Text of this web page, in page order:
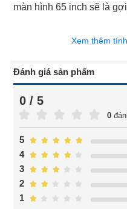
màn hình 65 inch sẽ là
Xem thêm
Đánh giá sản phẩm
0 / 5
0
1
2
3
4
5